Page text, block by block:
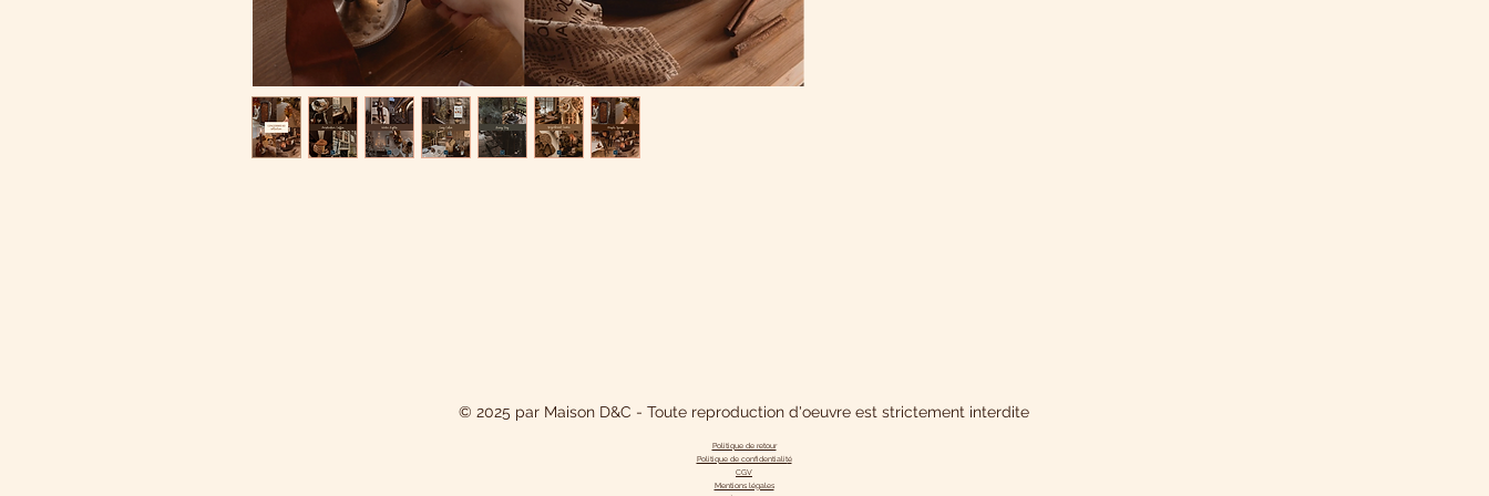
© 2025 par Maison D&C - Toute reproduction d'oeuvre est strictement interdite
Politique de retour
Politique de confidentialité
CGV
Mentions légales